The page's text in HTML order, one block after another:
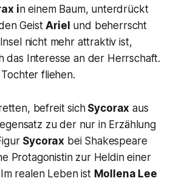
in einem Baum, unterdrückt
GeistAriel und beherrscht
nicht mehr attraktiv ist,
das Interesse an der Herrschaft.
fliehen.
befreit sichSycorax aus
zu der nur in Erzählung
Sycorax bei Shakespeare
Protagonistin zur Heldin einer
realen Leben ist Mollena Lee